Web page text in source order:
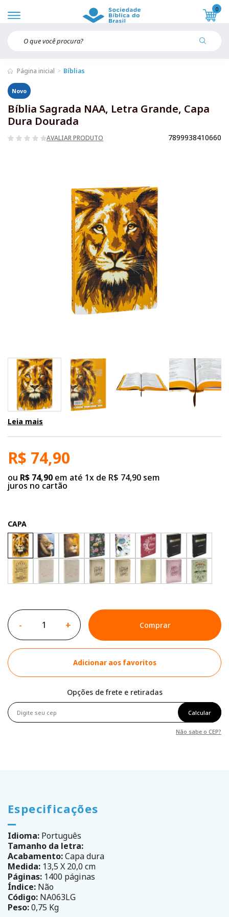
0
Página inicial Bíblias
Novo
Bíblia Sagrada NAA, Letra Grande, Capa
Dura Dourada
AVALIAR PRODUTO 7899938410660
Leia mais
R$ 74,90
ou R$ 74,90 em até 1x de R$ 74,90 sem
juros no cartão
CAPA
- + Comprar
Adicionar aos favoritos
Opções de frete e retiradas
Calcular
Não sabe o CEP?
Especificações
Idioma: Português
Tamanho da letra:
Acabamento:Capa dura
Medida: 13,5 X 20,0 cm
Páginas: 1400 páginas
Índice: Não
Código: NA063LG
Peso:0,75 Kg